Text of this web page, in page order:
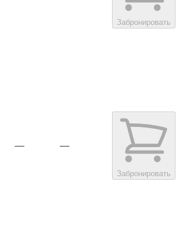
Забронировать
— —
Забронировать